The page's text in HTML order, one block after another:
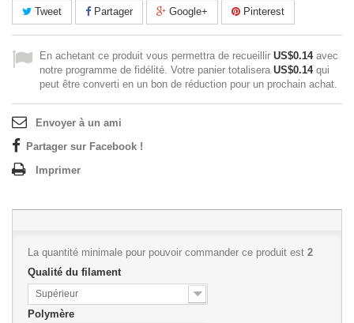
Tweet Partager Google+ Pinterest
En achetant ce produit vous permettra de recueillir US$0.14avec
notre programme de fidélité. Votre panier totalisera US$0.14qui
peut être converti en un bon de réduction pour un prochain achat.
Envoyer à un ami
Partager sur Facebook !
Imprimer
La quantité minimale pour pouvoir commander ce produit est 2
Qualité du filament
Supérieur
Polymère